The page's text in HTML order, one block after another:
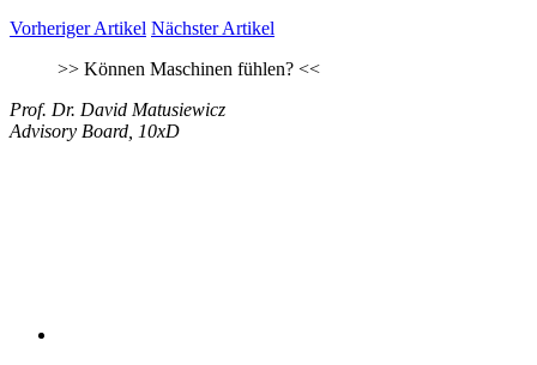
Vorheriger Artikel Nächster Artikel
>> Können Maschinen fühlen? <<
Prof. Dr. David Matusiewicz
Advisory Board, 10xD